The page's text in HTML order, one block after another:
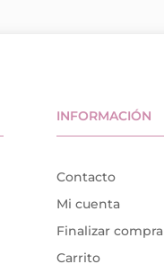
INFORMACIÓN
Contacto
Mi cuenta
Finalizar compra
Carrito